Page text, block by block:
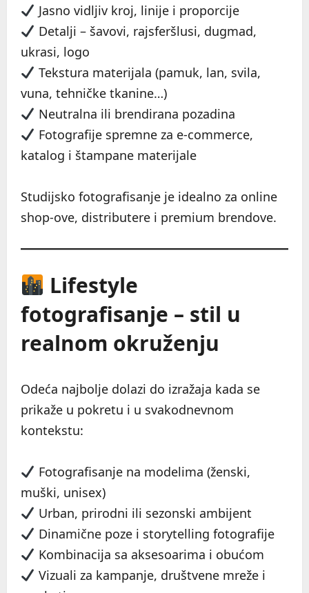
Jasno vidljiv kroj, linije i proporcije
Detalji – šavovi, rajsferšlusi, dugmad,
ukrasi, logo
Tekstura materijala (pamuk, lan, svila,
vuna, tehničke tkanine…)
Neutralna ili brendirana pozadina
Fotografije spremne za e-commerce,
katalog i štampane materijale
Studijsko fotografisanje je idealno za online
shop-ove, distributere i premium brendove.
Lifestyle
fotografisanje – stil u
realnom okruženju
Odeća najbolje dolazi do izražaja kada se
prikaže u pokretu i u svakodnevnom
kontekstu:
Fotografisanje na modelima (ženski,
muški, unisex)
Urban, prirodni ili sezonski ambijent
Dinamične poze i storytelling fotografije
Kombinacija sa aksesoarima i obućom
Vizuali za kampanje, društvene mreže i